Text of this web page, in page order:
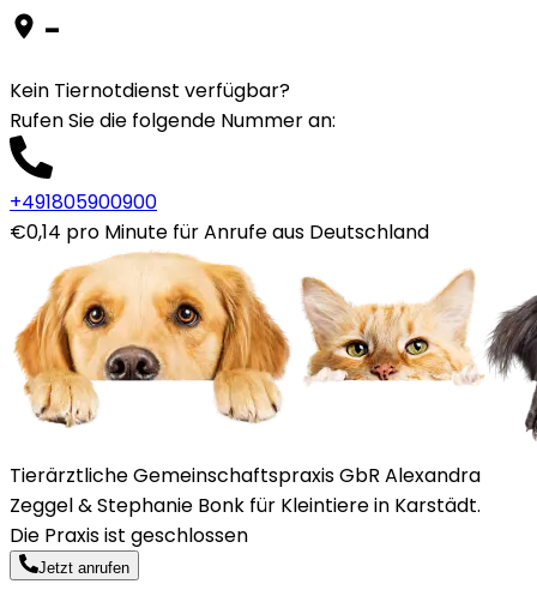
-
Kein Tiernotdienst verfügbar?
Rufen Sie die folgende Nummer an:
+491805900900
€0,14 pro Minute für Anrufe aus Deutschland
Tierärztliche Gemeinschaftspraxis GbR Alexandra
Zeggel & Stephanie Bonk für Kleintiere in Karstädt.
Die Praxis ist geschlossen
Jetzt anrufen